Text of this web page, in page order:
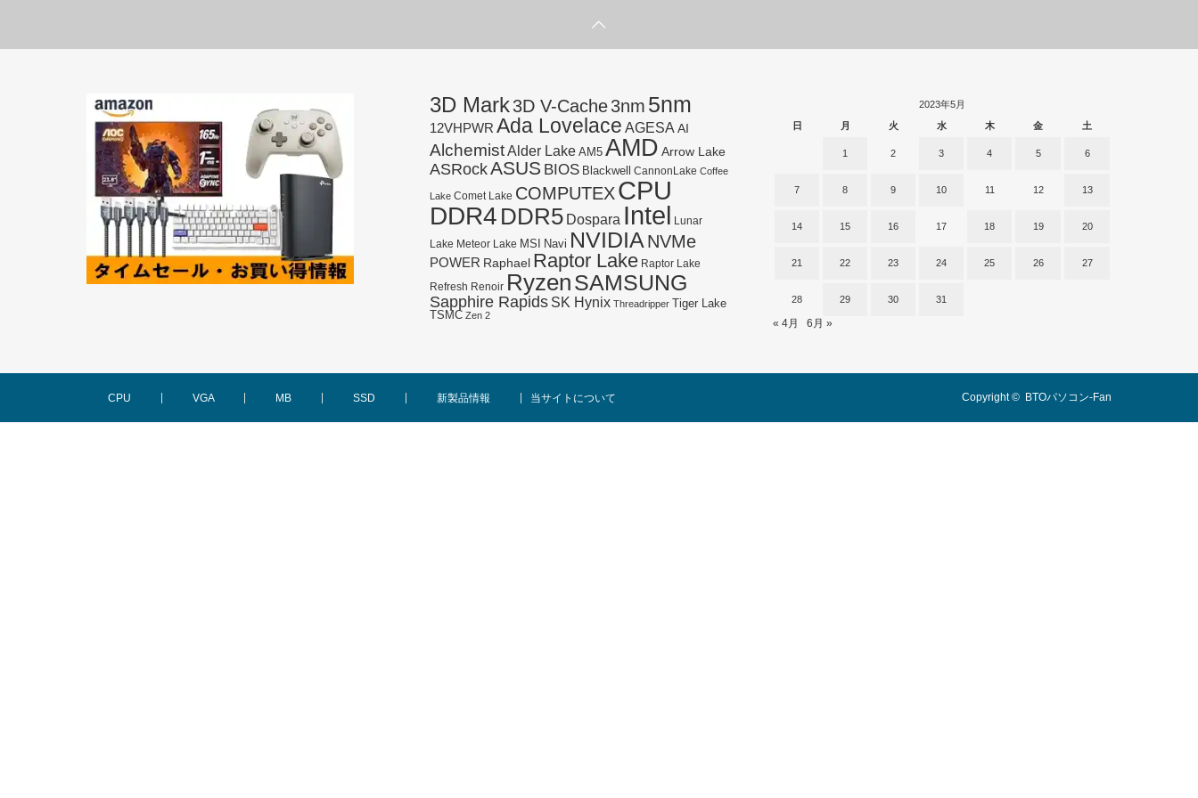
3D Mark3D V-Cache3nm 5nm
12VHPWR Ada Lovelace AGESA AI
AlchemistAlder Lake AM5 AMD Arrow Lake
ASRockASUS BIOS Blackwell CannonLake Coffee
Lake Comet Lake COMPUTEXCPU
DDR4 DDR5 Dospara Intel Lunar
Lake Meteor Lake MSI Navi NVIDIA NVMe
POWER Raphael Raptor Lake Raptor Lake
Refresh Renoir RyzenSAMSUNG
Sapphire Rapids SK Hynix Threadripper Tiger Lake
TSMC Zen 2
2023年5月
日
月 火 水 木 金 土
1 2 3 4 5 6
7 8 9 10 11 12 13
14 15 16 17 18 19 20
21 22 23 24 25 26 27
28 29 30 31
« 4月 6月 »
CPU VGA MB SSD 新製品情報 当サイトについて Copyright © BTOパソコン-Fan